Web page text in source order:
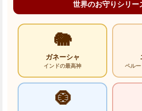
世界のお守りシリー
🐘
ガネーシャ
インドの最高神 ペル
🧿